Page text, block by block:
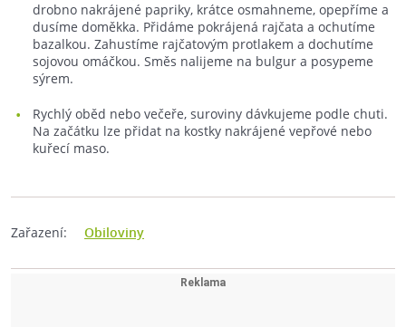
drobno nakrájené papriky, krátce osmahneme, opepříme a
dusíme doměkka. Přidáme pokrájená rajčata a ochutíme
bazalkou. Zahustíme rajčatovým protlakem a dochutíme
sojovou omáčkou. Směs nalijeme na bulgur a posypeme
sýrem.
Rychlý oběd nebo večeře, suroviny dávkujeme podle chuti.
Na začátku lze přidat na kostky nakrájené vepřové nebo
kuřecí maso.
Zařazení: Obiloviny